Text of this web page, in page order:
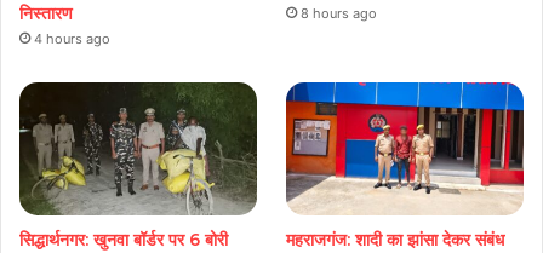
निस्तारण
4 hours ago
8 hours ago
सिद्धार्थनगर: खुनवा बॉर्डर पर 6 बोरी
महराजगंज: शादी का झांसा देकर संबंध